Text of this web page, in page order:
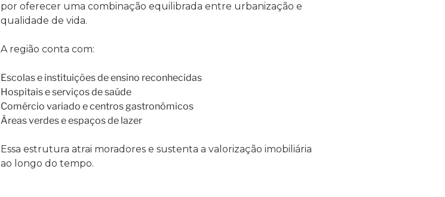
por oferecer uma combinação equilibrada entre urbanização e
qualidade de vida.
A região conta com:
Escolas e instituições de ensino reconhecidas
Hospitais e serviços de saúde
Comércio variado e centros gastronômicos
Áreas verdes e espaços de lazer
Essa estrutura atrai moradores e sustenta a valorização imobiliária
ao longo do tempo.